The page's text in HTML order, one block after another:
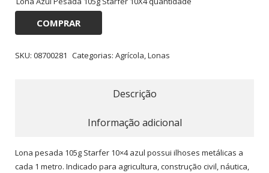
COMPRAR
SKU: 08700281 Categorias: Agrícola Lonas
Descrição
Informação adicional
Lona pesada 105g Starfer 10×4 azul possui ilhoses metálicas a
cada 1 metro. Indicado para agricultura, construção civil, náutica,